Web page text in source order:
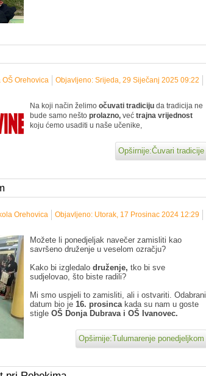
Objavljeno: Srijeda, 29 Siječanj 2025 09:22
OŠ Orehovica
Na koji način želimoočuvati tradiciju da tradicija ne
bude samo neštoprolazno, većtrajna vrijednost
koju ćemo usaditi u naše učenike,
Opširnije:Čuvari tradicije
Objavljeno: Utorak, 17 Prosinac 2024 12:29
Orehovica
Možete li ponedjeljak navečer zamisliti kao
savršeno druženje u veselom ozračju?
Kako bi izgledalodruženje, tko bi sve
sudjelovao, što biste radili?
Mi smo uspjeli to zamisliti, ali i ostvariti. Odabrani
datum bio je 16. prosinca kada su nam u goste
stigleOŠ Donja Dubrava i OŠ Ivanovec.
Opširnije:Tulumarenje ponedjeljkom